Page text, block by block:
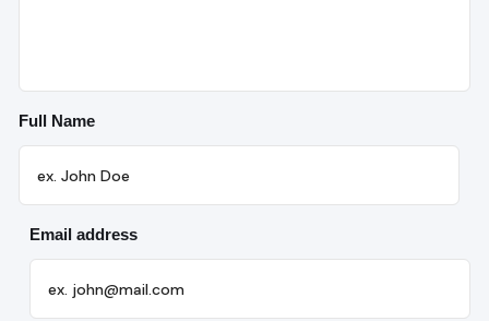
Full Name
Email address